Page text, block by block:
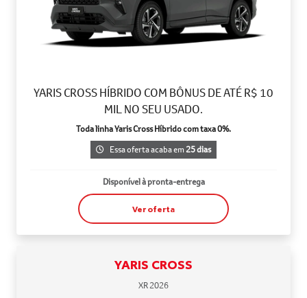
YARIS CROSS HÍBRIDO COM BÔNUS DE ATÉ R$ 10
MIL NO SEU USADO.
Toda linha Yaris Cross Híbrido com taxa 0%.
Essa oferta acaba em25 dias
Disponível à pronta-entrega
Ver oferta
YARIS CROSS
XR 2026